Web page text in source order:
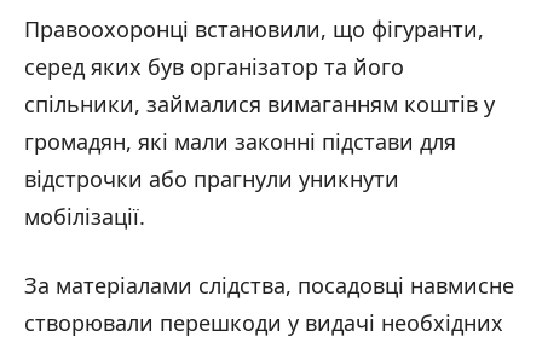
Правоохоронці встановили, що фігуранти,
серед яких був організатор та його
спільники, займалися вимаганням коштів у
громадян, які мали законні підстави для
відстрочки або прагнули уникнути
мобілізації.
За матеріалами слідства, посадовці навмисне
створювали перешкоди у видачі необхідних